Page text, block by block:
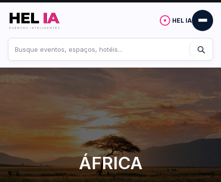
HEL IA
no
site
ÁFRICA